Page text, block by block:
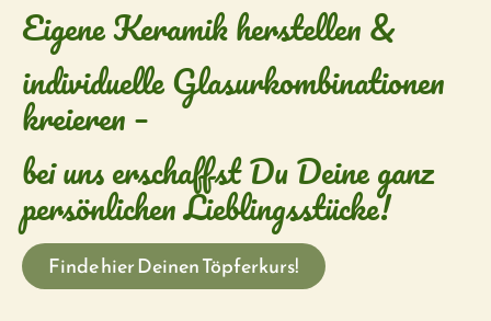
Eigene Keramik herstellen &
individuelle Glasurkombinationen
kreieren –
bei uns erschaffst Du Deine ganz
persönlichen Lieblingsstücke!
Finde hier Deinen Töpferkurs!